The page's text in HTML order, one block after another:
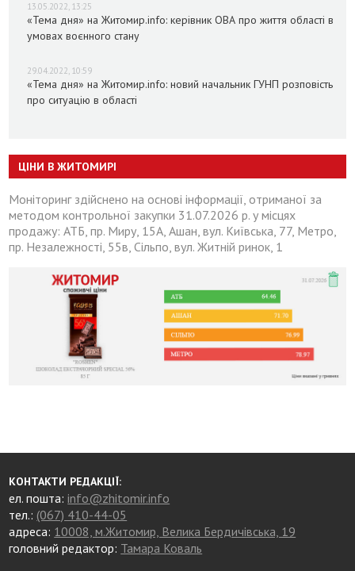
13.05.2022, 13:25
«Тема дня» на Житомир.info: керівник ОВА про життя області в
умовах воєнного стану
29.04.2022, 10:59
«Тема дня» на Житомир.info: новий начальник ГУНП розповість
про ситуацію в області
ЦІНИ В ЖИТОМИРІ
Моніторинг здійснено на основі інформації, отриманої за
методом контрольної закупки 31.07.2026 р. у місцях
продажу: АТБ, пр. Миру, 15А, Ашан, вул. Київська, 77, Метро,
пр. Незалежності, 55в, Сільпо, вул. Житній ринок, 1
КОНТАКТИ РЕДАКЦІЇ:
ел. пошта:info@zhitomir.info
тел.: (067) 410-44-05
адреса: 10008, м.Житомир, Велика Бердичівська, 19
головний редактор: Тамара Коваль